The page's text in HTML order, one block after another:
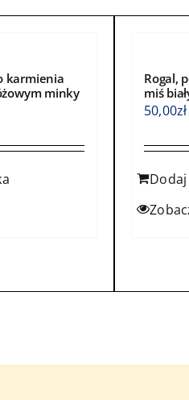
karmienia
minky
Rogal,
miś
50,00zł